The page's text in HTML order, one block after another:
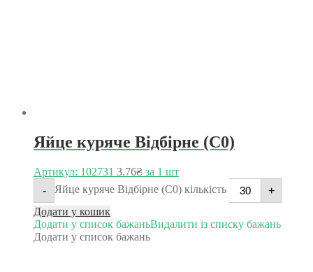
Яйце куряче Відбірне (С0)
Артикул: 102731 3.76₴ за 1 шт
-
Яйце куряче Відбірне (С0) кількість
+
Додати у кошик
Додати у список бажаньВидалити із списку бажань
Додати у список бажань